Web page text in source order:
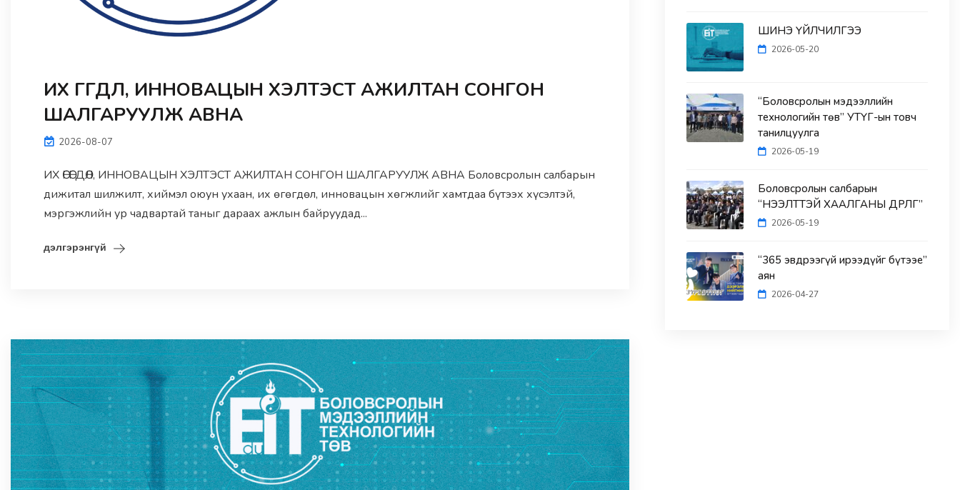
ИХ ӨГӨГДӨЛ, ИННОВАЦЫН ХЭЛТЭСТ АЖИЛТАН СОНГОН
ШАЛГАРУУЛЖ АВНА
2026-08-07
ИХ ӨГӨГДӨЛ, ИННОВАЦЫН ХЭЛТЭСТ АЖИЛТАН СОНГОН ШАЛГАРУУЛЖ АВНА Боловсролын салбарын
дижитал шилжилт, хиймэл оюун ухаан, их өгөгдөл, инновацын хөгжлийг хамтдаа бүтээх хүсэлтэй,
мэргэжлийн ур чадвартай таныг дараах ажлын байруудад...
дэлгэрэнгүй
ШИНЭ ҮЙЛЧИЛГЭЭ
2026-05-20
“Боловсролын мэдээллийн
технологийн төв” УТҮГ-ын товч
танилцуулга
2026-05-19
Боловсролын салбарын
“НЭЭЛТТЭЙ ХААЛГАНЫ ӨДӨРЛӨГ”
2026-05-19
“365 эвдрээгүй ирээдүйг бүтээе”
аян
2026-04-27